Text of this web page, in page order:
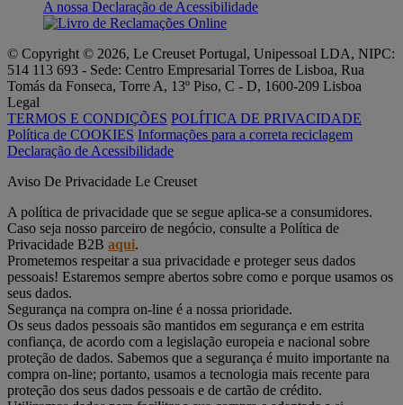
A nossa Declaração de Acessibilidade
© Copyright © 2026, Le Creuset Portugal, Unipessoal LDA, NIPC:
514 113 693 - Sede: Centro Empresarial Torres de Lisboa, Rua
Tomás da Fonseca, Torre A, 13º Piso, C - D, 1600-209 Lisboa
Legal
TERMOS E CONDIÇÕES POLÍTICA DE PRIVACIDADE
Política de COOKIES Informações para a correta reciclagem
Declaração de Acessibilidade
Aviso De Privacidade Le Creuset
A política de privacidade que se segue aplica-se a consumidores.
Caso seja nosso parceiro de negócio, consulte a Política de
Privacidade B2B aqui.
Prometemos respeitar a sua privacidade e proteger seus dados
pessoais! Estaremos sempre abertos sobre como e porque usamos os
seus dados.
Segurança na compra on-line é a nossa prioridade.
Os seus dados pessoais são mantidos em segurança e em estrita
confiança, de acordo com a legislação europeia e nacional sobre
proteção de dados. Sabemos que a segurança é muito importante na
compra on-line; portanto, usamos a tecnologia mais recente para
proteção dos seus dados pessoais e de cartão de crédito.